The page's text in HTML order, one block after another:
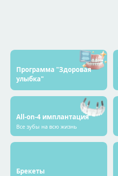
Программа "Здоровая
улыбка"
All-on-4 имплантация
Все зубы на всю жизнь
Брекеты